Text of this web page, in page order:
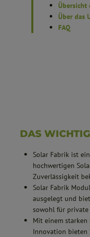
Übersicht
Über das
FAQ
DAS
Solar Fabrik ist
hochwertigen
Zuverlässigkeit
Solar Fabrik
ausgelegt und
sowohl für private
Mit einem
Innovation bieten